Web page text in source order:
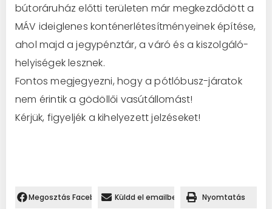
bútoráruház előtti területen már megkezdődött a
MÁV ideiglenes konténerlétesítményeinek építése,
ahol majd a jegypénztár, a váró és a kiszolgáló-
helyiségek lesznek.
Fontos megjegyezni, hogy a pótlóbusz-járatok
nem érintik a gödöllői vasútállomást!
Kérjük, figyeljék a kihelyezett jelzéseket!
Megosztás Facebookon.Küldd el emailben Nyomtatás